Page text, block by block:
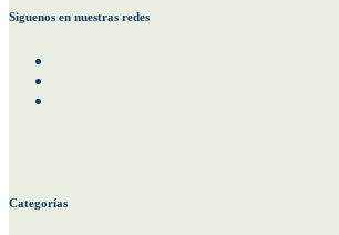
Siguenos en nuestras redes
Categorías